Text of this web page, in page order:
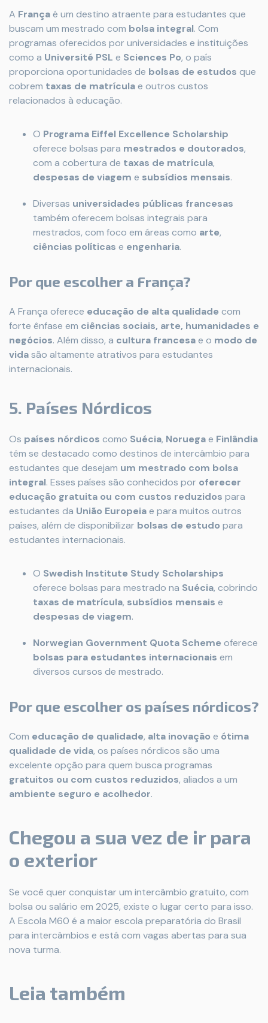
A Françaé um destino atraente para estudantes que
buscam um mestrado com bolsa integral. Com
programas oferecidos por universidades e instituições
como a Université PSL e Sciences Po, o país
proporciona oportunidades de bolsas de estudos que
cobrem taxas de matrículae outros custos
relacionados à educação.
O Programa Eiffel Excellence Scholarship
oferece bolsas para mestrados e doutorados,
com a cobertura de taxas de matrícula,
despesas de viagem e subsídios mensais.
Diversas universidades públicas francesas
também oferecem bolsas integrais para
mestrados, com foco em áreas como arte,
ciências políticas e engenharia.
Por que escolher a França?
A França oferece educação de alta qualidade com
forte ênfase em ciências sociais, arte, humanidades e
negócios. Além disso, a cultura francesae o modo de
vidasão altamente atrativos para estudantes
internacionais.
5. Países Nórdicos
Os países nórdicos como Suécia, Noruegae Finlândia
têm se destacado como destinos de intercâmbio para
estudantes que desejam um mestrado com bolsa
integral. Esses países são conhecidos por oferecer
educação gratuita ou com custos reduzidos para
estudantes da União Europeiae para muitos outros
países, além de disponibilizar bolsas de estudo para
estudantes internacionais.
O Swedish Institute Study Scholarships
oferece bolsas para mestrado na Suécia, cobrindo
taxas de matrícula, subsídios mensais e
despesas de viagem.
Norwegian Government Quota Scheme oferece
bolsas para estudantes internacionais em
diversos cursos de mestrado.
Por que escolher os países nórdicos?
Com educação de qualidade, alta inovação e ótima
qualidade de vida, os países nórdicos são uma
excelente opção para quem busca programas
gratuitos ou com custos reduzidos, aliados a um
ambiente seguro e acolhedor.
Chegou a sua vez de ir para
o exterior
Se você quer conquistar um intercâmbio gratuito, com
bolsa ou salário em 2025, existe o lugar certo para isso.
A Escola M60 é a maior escola preparatória do Brasil
para intercâmbios e está com vagas abertas para sua
nova turma.
Leia também